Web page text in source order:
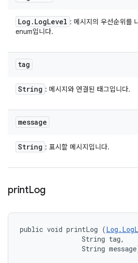
Log . LogLevel : 메시지의 우선순위를
enum입니다.
tag
String : 메시지와 연결된 태그입니다.
message
String : 표시할 메시지입니다.
printLog
public void printLog (
                String tag,
String